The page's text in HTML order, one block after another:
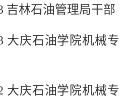
吉林石油管理局干部
大庆石油学院机械专
大庆石油学院机械专